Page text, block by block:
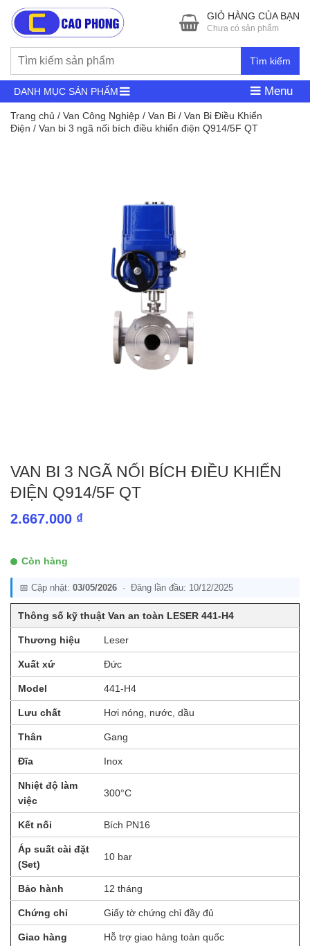
Tìm kiếm
GIỎ HÀNG CỦA BẠN
Chưa có sản phẩm
DANH MỤC SẢN PHẨM Menu
Trang chủ / Van Công Nghiệp / Van Bi / Van Bi Điều Khiển
Điện / Van bi 3 ngã nối bích điều khiển điện Q914/5F QT
VAN BI 3 NGÃ NỐI BÍCH ĐIỀU KHIỂN
ĐIỆN Q914/5F QT
2.667.000 ₫
Còn hàng
📅 Cập nhật: 03/05/2026 · Đăng lần đầu: 10/12/2025
Thông số kỹ thuật Van an toàn LESER 441-H4
Thương hiệu Leser
Xuất xứ Đức
Model 441-H4
Lưu chất Hơi nóng, nước, dầu
Thân Gang
Đĩa Inox
Nhiệt độ làm
việc
300°C
Kết nối Bích PN16
Áp suất cài đặt
(Set)
10 bar
Bảo hành 12 tháng
Chứng chỉ Giấy tờ chứng chỉ đầy đủ
Giao hàng Hỗ trợ giao hàng toàn quốc